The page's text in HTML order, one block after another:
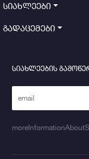
სიახლეები
გადაცემები
სიახლეების